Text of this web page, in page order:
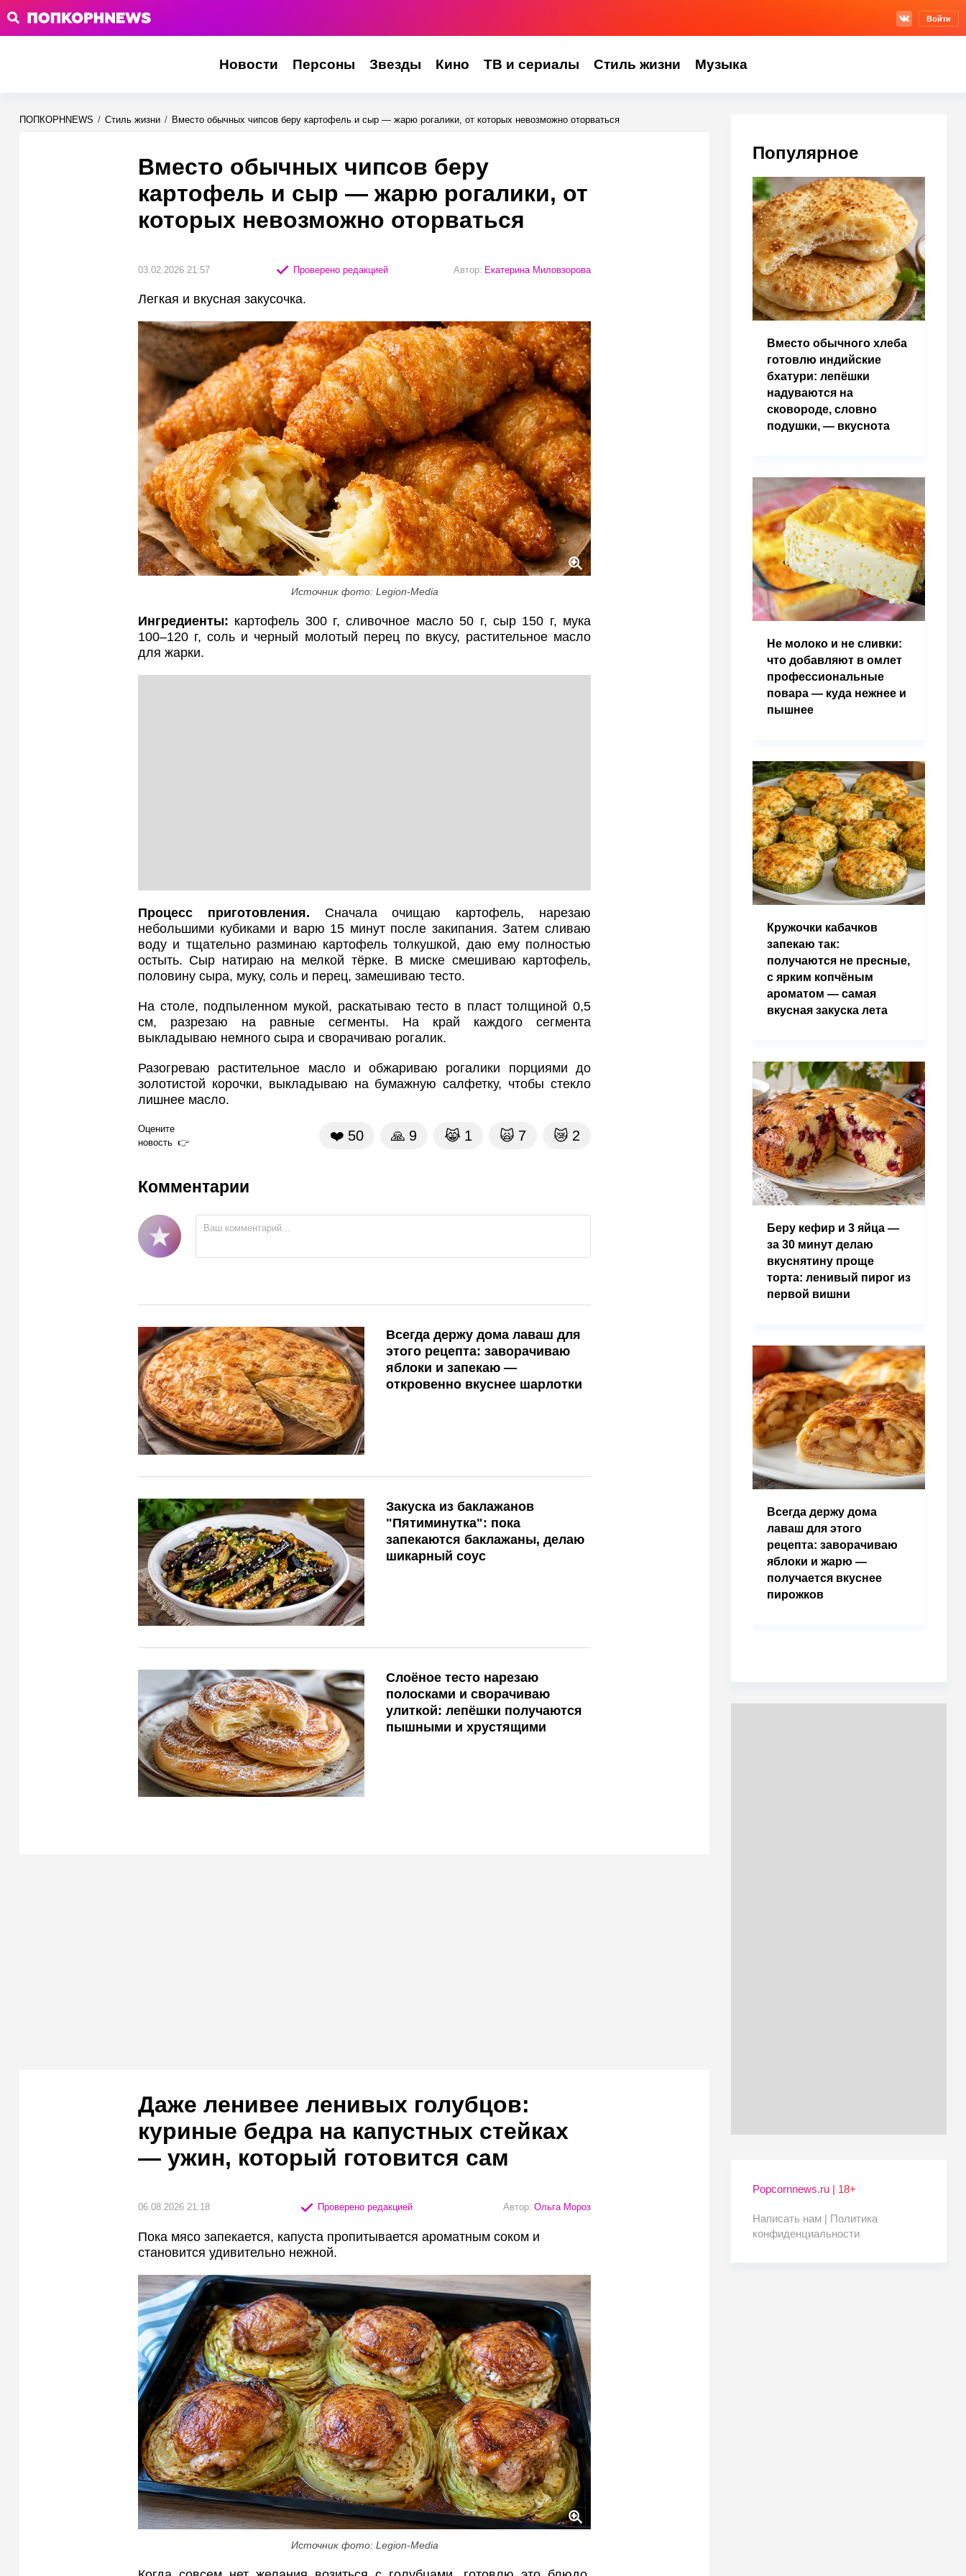
Войти
Новости Персоны Звезды Кино ТВ и сериалы Стиль жизни Музыка
ПОПКОРНNEWS / Стиль жизни / Вместо обычных чипсов беру картофель и сыр — жарю рогалики, от которых невозможно оторваться
Вместо обычных чипсов беру
картофель и сыр — жарю рогалики, от
которых невозможно оторваться
03.02.2026 21:57 Проверено редакцией Автор: Екатерина Миловзорова
Легкая и вкусная закусочка.
Источник фото: Legion-Media
Ингредиенты: картофель 300 г, сливочное масло 50 г, сыр 150 г, мука
100–120 г, соль и черный молотый перец по вкусу, растительное масло
для жарки.
Процесс приготовления. Сначала очищаю картофель, нарезаю
небольшими кубиками и варю 15 минут после закипания. Затем сливаю
воду и тщательно разминаю картофель толкушкой, даю ему полностью
остыть. Сыр натираю на мелкой тёрке. В миске смешиваю картофель,
половину сыра, муку, соль и перец, замешиваю тесто.
На столе, подпыленном мукой, раскатываю тесто в пласт толщиной 0,5
см, разрезаю на равные сегменты. На край каждого сегмента
выкладываю немного сыра и сворачиваю рогалик.
Разогреваю растительное масло и обжариваю рогалики порциями до
золотистой корочки, выкладываю на бумажную салфетку, чтобы стекло
лишнее масло.
Оцените
новость
❤️ 50 🙏 9 😹 1 🙀 7 😿 2
Комментарии
Всегда держу дома лаваш для
этого рецепта: заворачиваю
яблоки и запекаю —
откровенно вкуснее шарлотки
Закуска из баклажанов
"Пятиминутка": пока
запекаются баклажаны, делаю
шикарный соус
Слоёное тесто нарезаю
полосками и сворачиваю
улиткой: лепёшки получаются
пышными и хрустящими
Даже ленивее ленивых голубцов:
куриные бедра на капустных стейках
— ужин, который готовится сам
06.08.2026 21:18 Проверено редакцией Автор: Ольга Мороз
Пока мясо запекается, капуста пропитывается ароматным соком и
становится удивительно нежной.
Источник фото: Legion-Media
Популярное
Вместо обычного хлеба
готовлю индийские
бхатури: лепёшки
надуваются на
сковороде, словно
подушки, — вкуснота
Не молоко и не сливки:
что добавляют в омлет
профессиональные
повара — куда нежнее и
пышнее
Кружочки кабачков
запекаю так:
получаются не пресные,
с ярким копчёным
ароматом — самая
вкусная закуска лета
Беру кефир и 3 яйца —
за 30 минут делаю
вкуснятину проще
торта: ленивый пирог из
первой вишни
Всегда держу дома
лаваш для этого
рецепта: заворачиваю
яблоки и жарю —
получается вкуснее
пирожков
Popcornnews.ru | 18+
Написать нам | Политика
конфиденциальности